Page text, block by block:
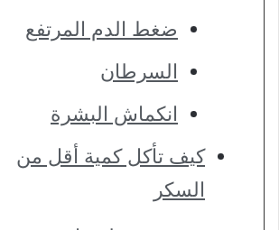
ضغط الدم المرتفع
السرطان
انكماش البشرة
كيف تأكل كمية أقل من
السكر